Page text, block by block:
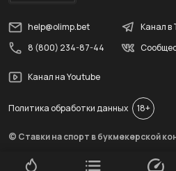
help@olimp.bet
8 (800) 234-87-44
Канал в
Канал на Youtube
Политика обработки данных 18+
© Ставки на спорт в букмекерской